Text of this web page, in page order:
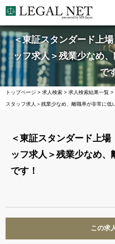
＜東証スタンダード上
ッフ求人＞残業少なめ
で
トップページ >求人検索 >求人検索結果一覧 >
スタッフ求人＞残業少なめ、離職率が非常に低
＜東証スタンダード上
ッフ求人＞残業少なめ
です！
この求